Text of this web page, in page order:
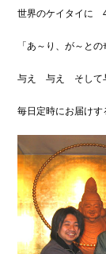
開
世界のケイタイに
「あ～り、が～と
与え 与え そして
毎日定時にお届け